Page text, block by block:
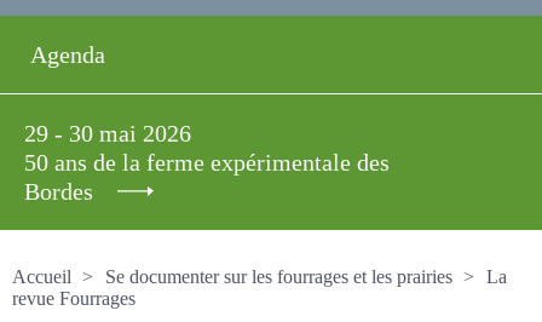
Agenda
29 - 30 mai 2026
50 ans de la ferme expérimentale des
Bordes
Accueil
Se documenter sur les fourrages et les prairies
La revue Fourrages